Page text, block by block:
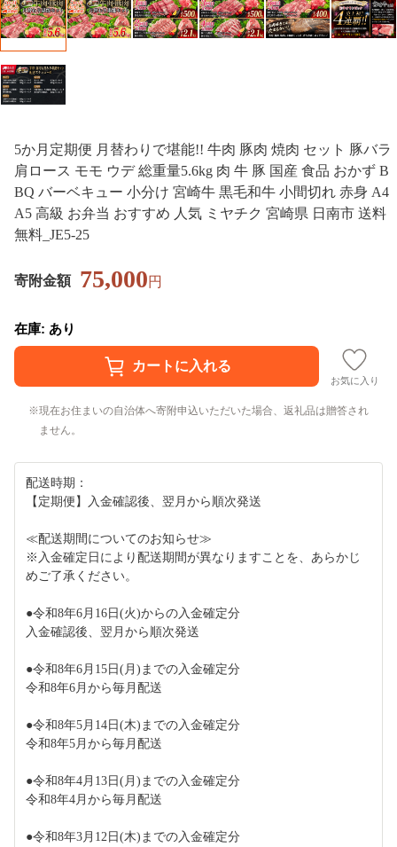
5か月定期便 月替わりで堪能!! 牛肉 豚肉 焼肉 セット 豚バラ
肩ロース モモ ウデ 総重量5.6kg 肉 牛 豚 国産 食品 おかず B
BQ バーベキュー 小分け 宮崎牛 黒毛和牛 小間切れ 赤身 A4
A5 高級 お弁当 おすすめ 人気 ミヤチク 宮崎県 日南市 送料
無料_JE5-25
寄附金額 75,000円
在庫: あり
お気に入り
現在お住まいの自治体へ寄附申込いただいた場合、返礼品は贈答され
ません。
配送時期：
【定期便】入金確認後、翌月から順次発送
≪配送期間についてのお知らせ≫
※入金確定日により配送期間が異なりますことを、あらかじ
めご了承ください。
●令和8年6月16日(火)からの入金確定分
入金確認後、翌月から順次発送
●令和8年6月15日(月)までの入金確定分
令和8年6月から毎月配送
●令和8年5月14日(木)までの入金確定分
令和8年5月から毎月配送
●令和8年4月13日(月)までの入金確定分
令和8年4月から毎月配送
●令和8年3月12日(木)までの入金確定分